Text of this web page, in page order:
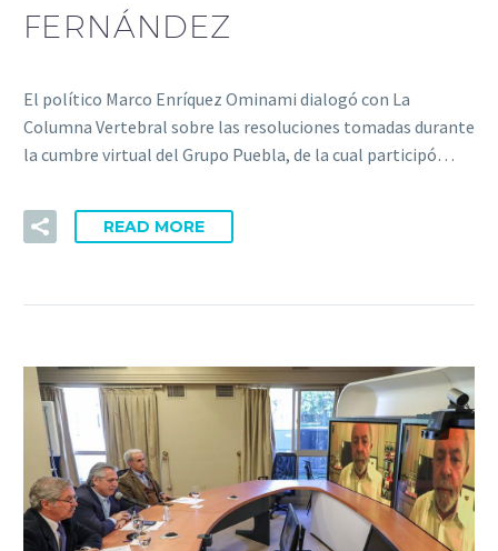
FERNÁNDEZ
El político Marco Enríquez Ominami dialogó con La
Columna Vertebral sobre las resoluciones tomadas durante
la cumbre virtual del Grupo Puebla, de la cual participó…
READ MORE